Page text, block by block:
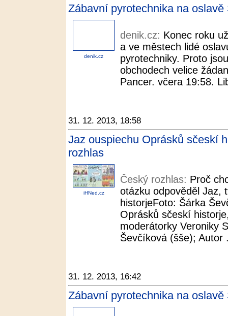
Zábavní pyrotechnika na
denik.cz
denik.cz: Konec roku
a ve městech lidé
pyrotechniky. Proto
obchodech velice
Pancer. včera 19:58.
31. 12. 2013, 18:58
Jaz ouspiechu Oprásků sčeskí
rozhlas
iHNed.cz
Český rozhlas: Proč
otázku odpověděl Jaz,
historjeFoto: Šárka
Oprásků sčeskí
moderátorky Veroniky
Ševčíková (šše); Autor
31. 12. 2013, 16:42
Zábavní pyrotechnika na